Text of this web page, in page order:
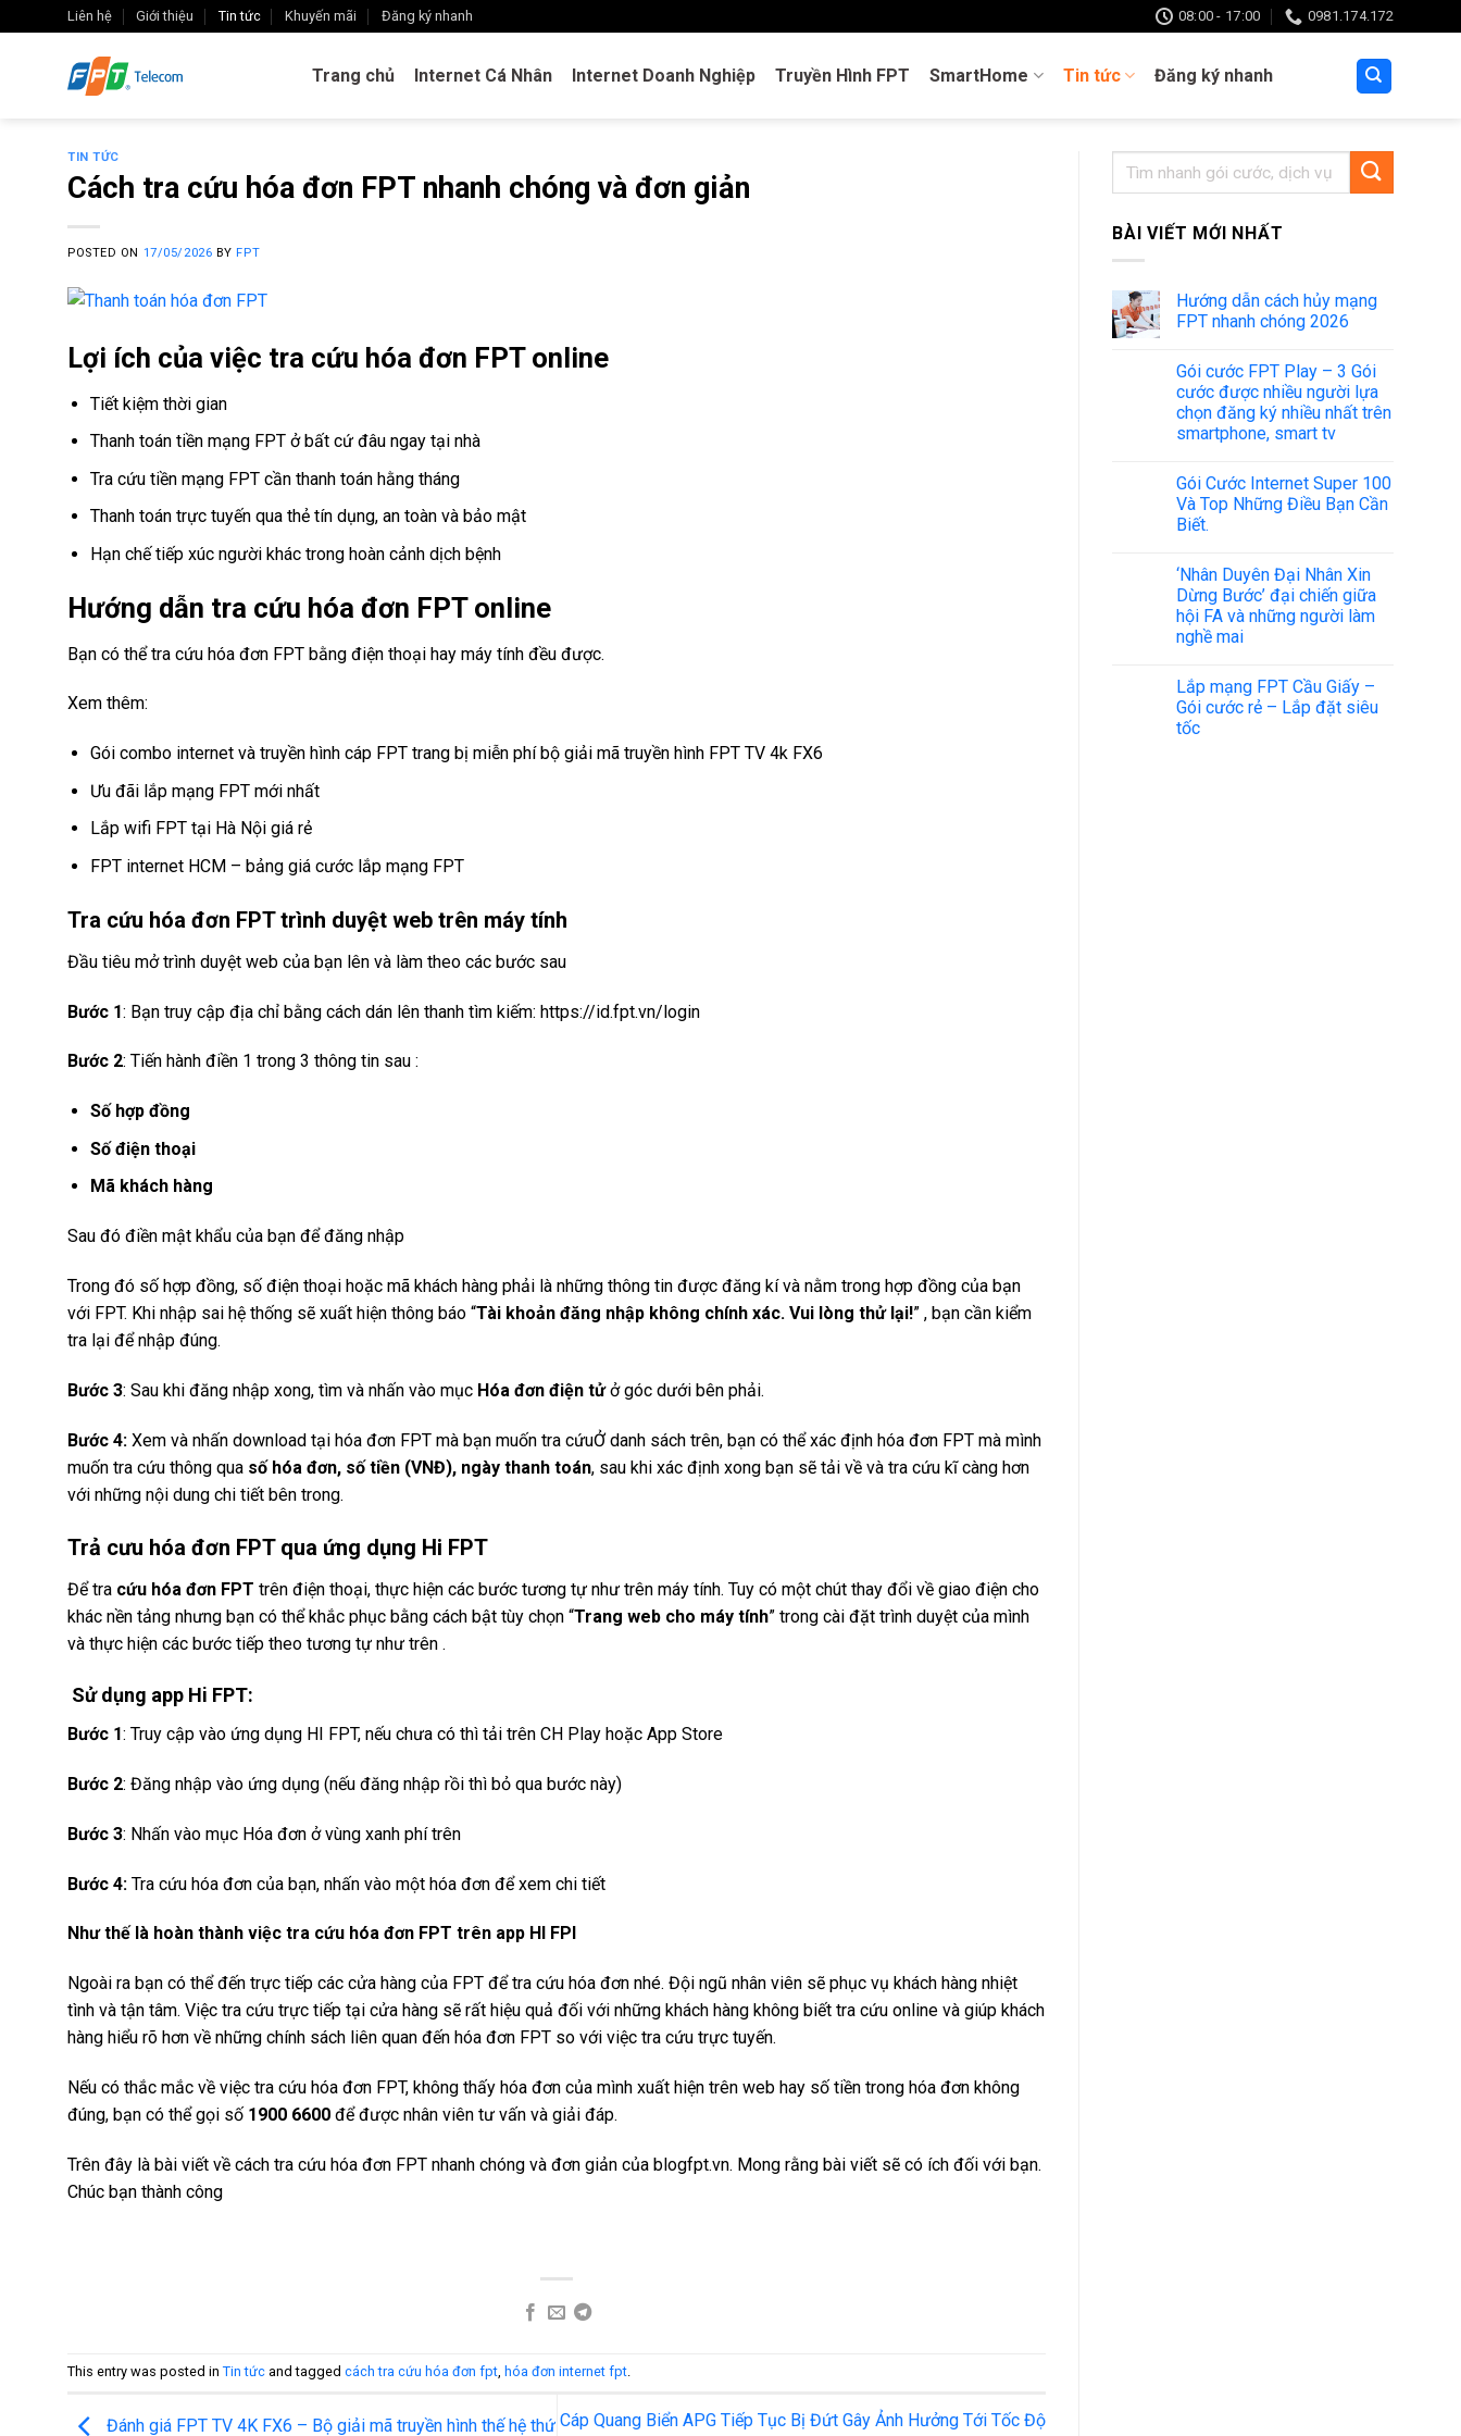
Liên hệ Giới thiệu Tin tức Khuyến mãi Đăng ký nhanh 08:00 - 17:00 0981.174.172
Trang chủ Internet Cá Nhân Internet Doanh Nghiệp Truyền Hình FPT SmartHome Tin tức Đăng ký nhanh
TIN TỨC
Cách tra cứu hóa đơn FPT nhanh chóng và đơn giản
POSTED ON 17/05/2026 BY FPT
Lợi ích của việc tra cứu hóa đơn FPT online
Tiết kiệm thời gian
Thanh toán tiền mạng FPT ở bất cứ đâu ngay tại nhà
Tra cứu tiền mạng FPT cần thanh toán hằng tháng
Thanh toán trực tuyến qua thẻ tín dụng, an toàn và bảo mật
Hạn chế tiếp xúc người khác trong hoàn cảnh dịch bệnh
Hướng dẫn tra cứu hóa đơn FPT online
Bạn có thể tra cứu hóa đơn FPT bằng điện thoại hay máy tính đều được.
Xem thêm:
Gói combo internet và truyền hình cáp FPT trang bị miễn phí bộ giải mã truyền hình FPT TV 4k FX6
Ưu đãi lắp mạng FPT mới nhất
Lắp wifi FPT tại Hà Nội giá rẻ
FPT internet HCM – bảng giá cước lắp mạng FPT
Tra cứu hóa đơn FPT trình duyệt web trên máy tính
Đầu tiêu mở trình duyệt web của bạn lên và làm theo các bước sau
Bước 1: Bạn truy cập địa chỉ bằng cách dán lên thanh tìm kiếm: https://id.fpt.vn/login
Bước 2: Tiến hành điền 1 trong 3 thông tin sau :
Số hợp đồng
Số điện thoại
Mã khách hàng
Sau đó điền mật khẩu của bạn để đăng nhập
Trong đó số hợp đồng, số điện thoại hoặc mã khách hàng phải là những thông tin được đăng kí và nằm trong hợp đồng của bạn
với FPT. Khi nhập sai hệ thống sẽ xuất hiện thông báo “Tài khoản đăng nhập không chính xác. Vui lòng thử lại!” , bạn cần kiểm
tra lại để nhập đúng.
Bước 3: Sau khi đăng nhập xong, tìm và nhấn vào mục Hóa đơn điện tửở góc dưới bên phải.
Bước 4: Xem và nhấn download tại hóa đơn FPT mà bạn muốn tra cứuỞ danh sách trên, bạn có thể xác định hóa đơn FPT mà mình
muốn tra cứu thông qua số hóa đơn, số tiền (VNĐ), ngày thanh toán, sau khi xác định xong bạn sẽ tải về và tra cứu kĩ càng hơn
với những nội dung chi tiết bên trong.
Trả cưu hóa đơn FPT qua ứng dụng Hi FPT
Để tra cứu hóa đơn FPT trên điện thoại, thực hiện các bước tương tự như trên máy tính. Tuy có một chút thay đổi về giao điện cho
khác nền tảng nhưng bạn có thể khắc phục bằng cách bật tùy chọn “Trang web cho máy tính” trong cài đặt trình duyệt của mình
và thực hiện các bước tiếp theo tương tự như trên .
Sử dụng app Hi FPT:
Bước 1: Truy cập vào ứng dụng HI FPT, nếu chưa có thì tải trên CH Play hoặc App Store
Bước 2: Đăng nhập vào ứng dụng (nếu đăng nhập rồi thì bỏ qua bước này)
Bước 3: Nhấn vào mục Hóa đơn ở vùng xanh phí trên
Bước 4: Tra cứu hóa đơn của bạn, nhấn vào một hóa đơn để xem chi tiết
Như thế là hoàn thành việc tra cứu hóa đơn FPT trên app HI FPI
Ngoài ra bạn có thể đến trực tiếp các cửa hàng của FPT để tra cứu hóa đơn nhé. Đội ngũ nhân viên sẽ phục vụ khách hàng nhiệt
tình và tận tâm. Việc tra cứu trực tiếp tại cửa hàng sẽ rất hiệu quả đối với những khách hàng không biết tra cứu online và giúp khách
hàng hiểu rõ hơn về những chính sách liên quan đến hóa đơn FPT so với việc tra cứu trực tuyến.
Nếu có thắc mắc về việc tra cứu hóa đơn FPT, không thấy hóa đơn của mình xuất hiện trên web hay số tiền trong hóa đơn không
đúng, bạn có thể gọi số 1900 6600 để được nhân viên tư vấn và giải đáp.
Trên đây là bài viết về cách tra cứu hóa đơn FPT nhanh chóng và đơn giản của blogfpt.vn. Mong rằng bài viết sẽ có ích đối với bạn.
Chúc bạn thành công
This entry was posted in Tin tức and tagged cách tra cứu hóa đơn fpt, hóa đơn internet fpt.
Đánh giá FPT TV 4K FX6 – Bộ giải mã truyền hình thế hệ thứ Cáp Quang Biển APG Tiếp Tục Bị Đứt Gây Ảnh Hưởng Tới Tốc Độ
BÀI VIẾT MỚI NHẤT
Hướng dẫn cách hủy mạng
FPT nhanh chóng 2026
Gói cước FPT Play – 3 Gói
cước được nhiều người lựa
chọn đăng ký nhiều nhất trên
smartphone, smart tv
Gói Cước Internet Super 100
Và Top Những Điều Bạn Cần
Biết.
‘Nhân Duyên Đại Nhân Xin
Dừng Bước’ đại chiến giữa
hội FA và những người làm
nghề mai
Lắp mạng FPT Cầu Giấy –
Gói cước rẻ – Lắp đặt siêu
tốc